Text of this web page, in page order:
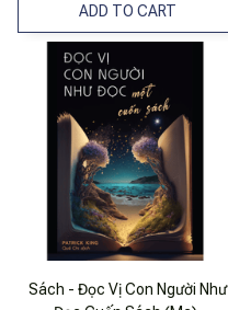
ADD TO CART
Sách - Đọc Vị Con Người Như